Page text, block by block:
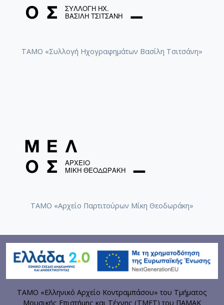
ΤΑΜΟ «Συλλογή Ηχογραφημάτων Βασίλη Τσιτσάνη»
ΤΑΜΟ «Αρχείο Παρτιτούρων Μίκη Θεοδωράκη»
ΤΑΜΟ «Ελληνικό Αρχείο Κοντραμπάσου» του Τμήματος
Μουσικής Επιστήμης και Τέχνης (ΤΜΕΤ) του ΠΑΜΑΚ